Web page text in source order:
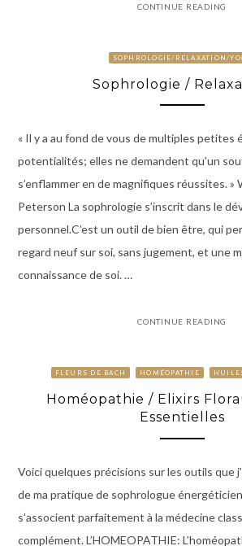
CONTINUE READING
SOPHROLOGIE/RELAXATION/
Sophrologie /
« Il y a au fond de vous de multiples petites
potentialités; elles ne demandent qu’un
s’enflammer en de magnifiques réussites. »
Peterson La sophrologie s’inscrit dans le
personnel.C’est un outil de bien être, qui
regard neuf sur soi, sans jugement, et une
connaissance de soi. …
CONTINUE READING
FLEURS DE BACH HOMÉOPATHIE
Homéopathie / Elixirs
Essentielles
Voici quelques précisions sur les outils que
de ma pratique de sophrologue
s’associent parfaitement à la médecine
complément. L’HOMEOPATHIE: